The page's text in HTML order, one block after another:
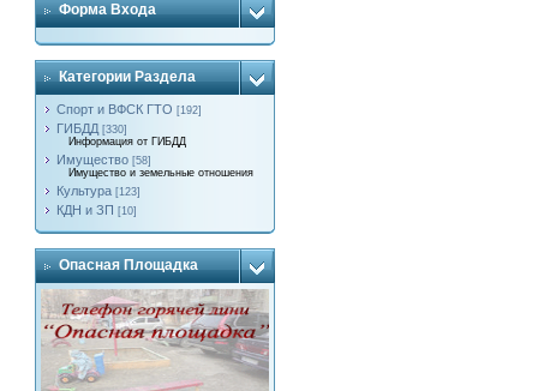
Форма Входа
Категории Раздела
Спорт и ВФСК ГТО [192]
ГИБДД [330]
Информация от ГИБДД
Имущество [58]
Имущество и земельные отношения
Культура [123]
КДН и ЗП [10]
Опасная Площадка